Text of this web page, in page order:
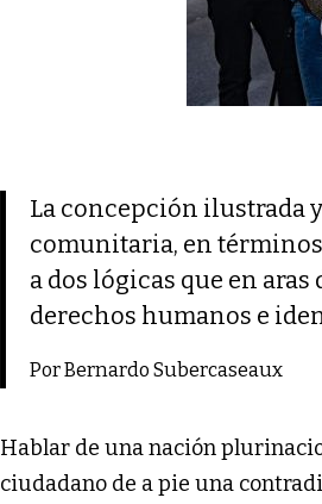
La concepción ilustrada
comunitaria, en términos
a dos lógicas que en
derechos humanos e
Por Bernardo Subercaseaux
Hablar de una nación
ciudadano de a pie una